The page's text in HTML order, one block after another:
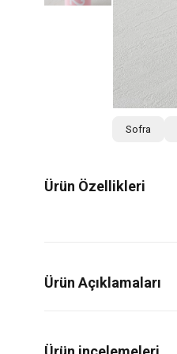
Sofra
Ürün Özellikleri
Ürün Açıklamaları